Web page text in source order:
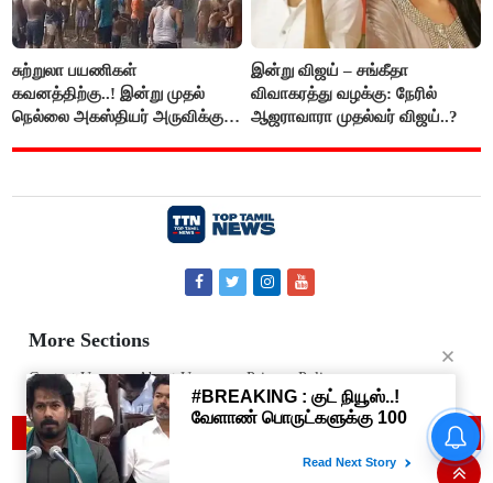
சுற்றுலா பயணிகள்
கவனத்திற்கு..! இன்று முதல்
நெல்லை அகஸ்தியர் அருவிக்கு
இன்று விஜய் – சங்கீதா
விவாகரத்து வழக்கு: நேரில்
ஆஜராவாரா முதல்வர் விஜய்..?
More Sections
Contact Us About Us Privacy Policy
© 2019 Top Tamil News